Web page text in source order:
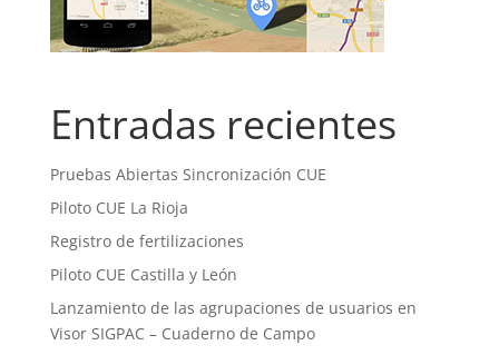
Entradas recientes
Pruebas Abiertas Sincronización CUE
Piloto CUE La Rioja
Registro de fertilizaciones
Piloto CUE Castilla y León
Lanzamiento de las agrupaciones de usuarios en
Visor SIGPAC – Cuaderno de Campo